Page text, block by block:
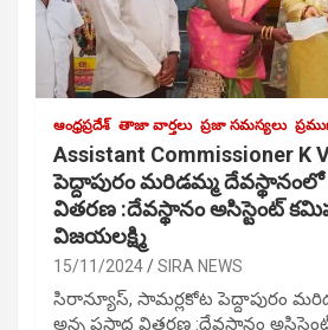
ఆంధ్రప్రదేశ్ తాజా వార్తలు ప్రజా సమస్యలు
Assistant Commissioner K
పెద్దాపురం మరిడమ్మ దేవస్థానంలో
వితరణ :దేవస్థానం అసిస్టెంట్
విజయలక్ష్మి
15/11/2024 SIRA NEWS
సిరాన్యూస్, సామర్లకోట పెద్దాపురం
అన్న ప్రసాద వితరణ :దేవస్థానం